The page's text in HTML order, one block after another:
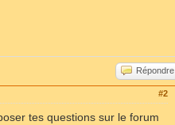
Répondre
#2
tes questions sur le forum